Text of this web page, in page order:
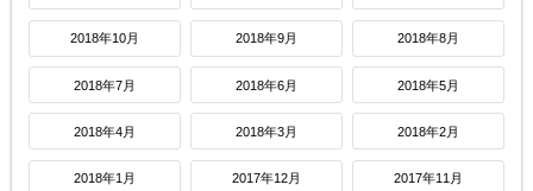
2018年10月 2018年9月 2018年8月
2018年7月 2018年6月 2018年5月
2018年4月 2018年3月 2018年2月
2018年1月 2017年12月 2017年11月